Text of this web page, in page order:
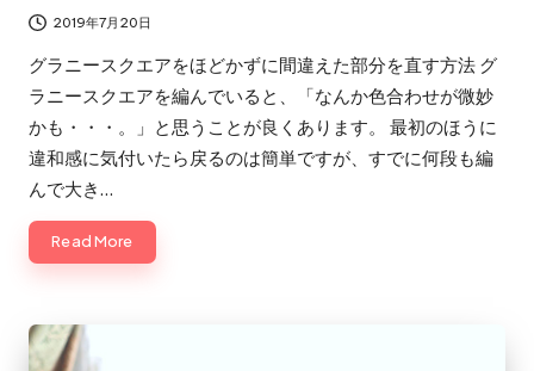
2019年7月20日
グラニースクエアをほどかずに間違えた部分を直す方法 グ
ラニースクエアを編んでいると、「なんか色合わせが微妙
かも・・・。」と思うことが良くあります。 最初のほうに
違和感に気付いたら戻るのは簡単ですが、すでに何段も編
んで大き…
Read More